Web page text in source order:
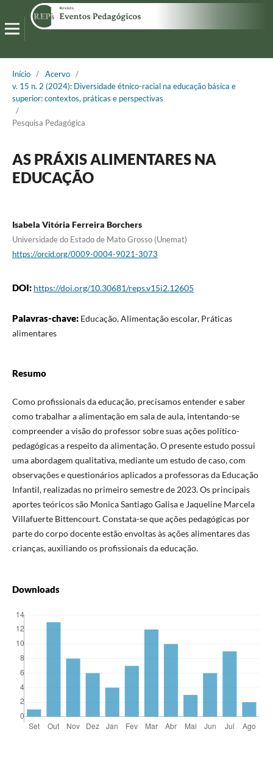
Início / Acervo /
v. 15 n. 2 (2024): Diversidade étnico-racial na educação básica e
superior: contextos, práticas e perspectivas
/
Pesquisa Pedagógica
AS PRÁXIS ALIMENTARES NA
EDUCAÇÃO
Isabela Vitória Ferreira Borchers
Universidade do Estado de Mato Grosso (Unemat)
https://orcid.org/0009-0004-9021-3073
DOI: https://doi.org/10.30681/reps.v15i2.12605
Palavras-chave: Educação, Alimentação escolar, Práticas
alimentares
Resumo
Como profissionais da educação, precisamos entender e saber
como trabalhar a alimentação em sala de aula, intentando-se
compreender a visão do professor sobre suas ações político-
pedagógicas a respeito da alimentação. O presente estudo possui
uma abordagem qualitativa, mediante um estudo de caso, com
observações e questionários aplicados a professoras da Educação
Infantil, realizadas no primeiro semestre de 2023. Os principais
aportes teóricos são Monica Santiago Galisa e Jaqueline Marcela
Villafuerte Bittencourt. Constata-se que ações pedagógicas por
parte do corpo docente estão envoltas às ações alimentares das
crianças, auxiliando os profissionais da educação.
Downloads